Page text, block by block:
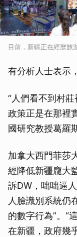
目前，新疆正在經歷旅
有分析人士表示
“人們看不到村
政策正是在那裡
國研究教授葛羅
加拿大西門菲莎
經降低新疆龐大
訴DW，咄咄逼
人臉識別系統仍
的數字行為”。“
在新疆，政府幾